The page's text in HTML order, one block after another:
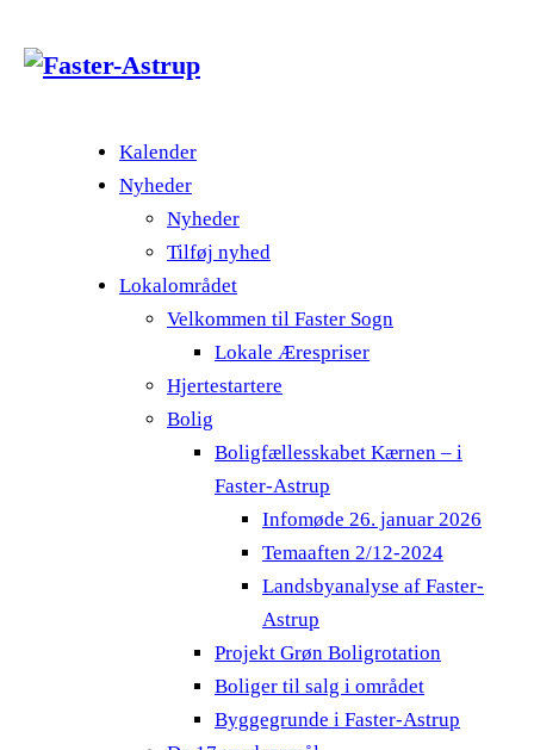
Kalender
Nyheder
Nyheder
Tilføj nyhed
Lokalområdet
Velkommen til Faster Sogn
Lokale Ærespriser
Hjertestartere
Bolig
Boligfællesskabet Kærnen – i
Faster-Astrup
Infomøde 26. januar 2026
Temaaften 2/12-2024
Landsbyanalyse af Faster-
Astrup
Projekt Grøn Boligrotation
Boliger til salg i området
Byggegrunde i Faster-Astrup